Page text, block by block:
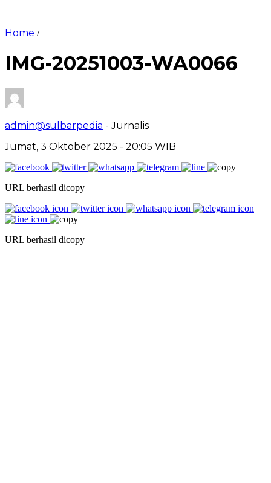
Home /
IMG-20251003-WA0066
admin@sulbarpedia - Jurnalis
Jumat, 3 Oktober 2025 - 20:05 WIB
URL berhasil dicopy
URL berhasil dicopy